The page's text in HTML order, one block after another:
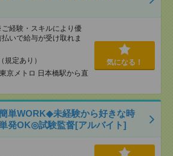
経験・スキルにより優
いで給与が受け取れま
規定あり）
京メトロ 日本橋駅から直
気になる！
単WORK◆未経験から好きな時
発OK◎試験監督[アルバイト]